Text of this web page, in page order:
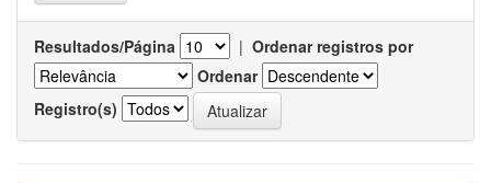
Resultados/Página | Ordenar registros por
Ordenar
Registro(s)